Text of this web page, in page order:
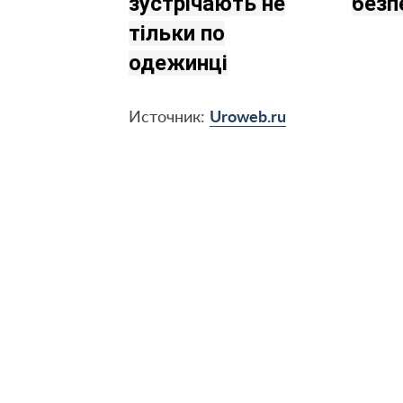
тільки по
одежинці
Источник: Uroweb.ru